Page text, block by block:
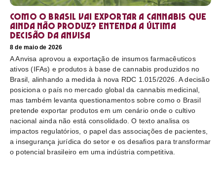
Como o Brasil vai exportar a cannabis que
ainda não produz? Entenda a última
decisão da Anvisa
8 de maio de 2026
A Anvisa aprovou a exportação de insumos farmacêuticos
ativos (IFAs) e produtos à base de cannabis produzidos no
Brasil, alinhando a medida à nova RDC 1.015/2026. A decisão
posiciona o país no mercado global da cannabis medicinal,
mas também levanta questionamentos sobre como o Brasil
pretende exportar produtos em um cenário onde o cultivo
nacional ainda não está consolidado. O texto analisa os
impactos regulatórios, o papel das associações de pacientes,
a insegurança jurídica do setor e os desafios para transformar
o potencial brasileiro em uma indústria competitiva.